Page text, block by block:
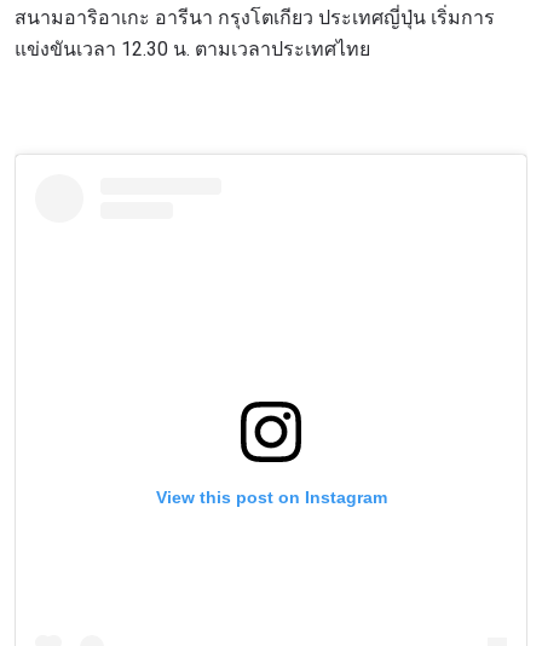
สนามอาริอาเกะ อารีนา กรุงโตเกียว ประเทศญี่ปุ่น เริ่มการ
แข่งขันเวลา 12.30 น. ตามเวลาประเทศไทย
View this post on Instagram